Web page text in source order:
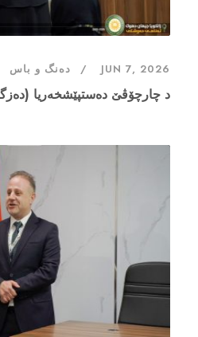
JUN 7, 2026 دەنگ و باس
د چارچۆڤێ دەستپێشخەريا